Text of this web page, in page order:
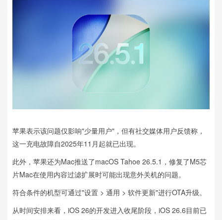
苹果表示该问题仅影响"少量用户"，但有社交媒体用户反馈称，
这一充电故障自2025年11月起就已出现。
此外，苹果还为Mac推送了macOS Tahoe 26.5.1，修复了M5芯
片Mac在使用内容过滤扩展时可能出现意外关机的问题。
符合条件的机型可通过"设置 > 通用 > 软件更新"进行OTA升级。
从时间安排来看，iOS 26的开发进入收尾阶段，iOS 26.6目前已